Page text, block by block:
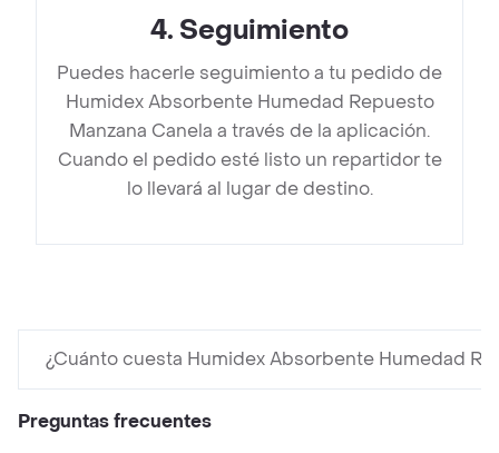
4. Seguimiento
Puedes hacerle seguimiento a tu pedido de
Humidex Absorbente Humedad Repuesto
Manzana Canela a través de la aplicación.
Cuando el pedido esté listo un repartidor te
lo llevará al lugar de destino.
¿Cuánto cuesta Humidex Absorbente Humedad
Preguntas frecuentes